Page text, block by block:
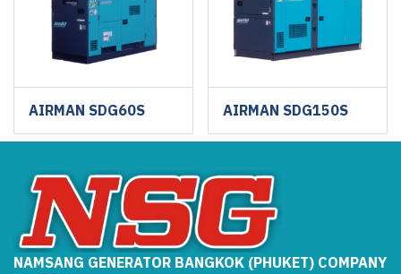
AIRMAN SDG60S AIRMAN SDG150S
NAMSANG GENERATOR BANGKOK (PHUKET) COMPANY